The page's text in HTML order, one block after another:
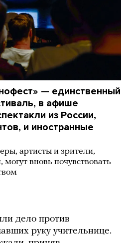
— единственный
в афише
из России,
и иностранные
артисты и зрители,
вновь почувствовать
дело против
руку учительнице.